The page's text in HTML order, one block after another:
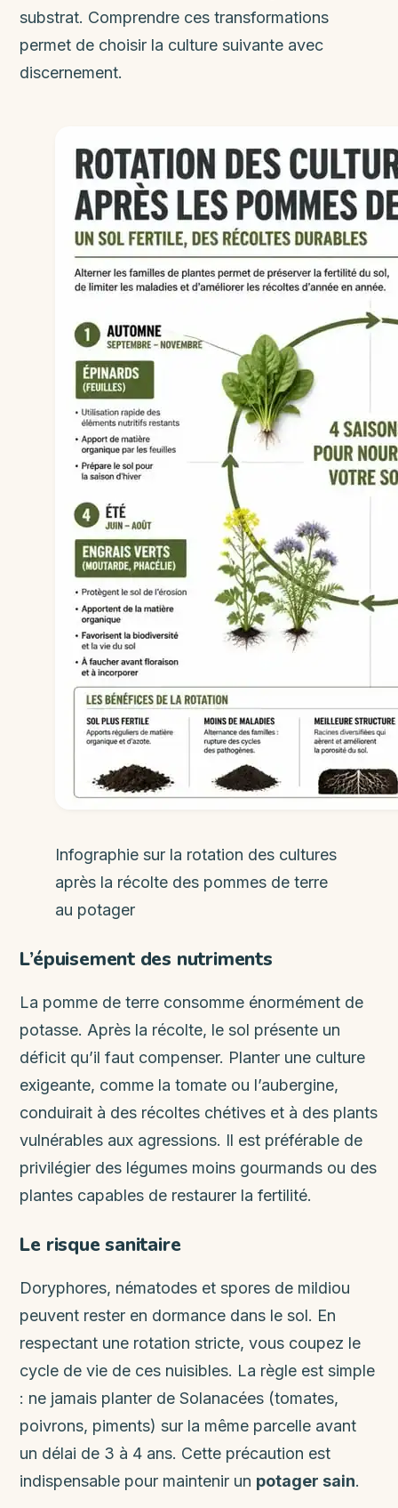
substrat. Comprendre ces transformations
permet de choisir la culture suivante avec
discernement.
Infographie sur la rotation des cultures
après la récolte des pommes de terre
au potager
L’épuisement des nutriments
La pomme de terre consomme énormément de
potasse. Après la récolte, le sol présente un
déficit qu’il faut compenser. Planter une culture
exigeante, comme la tomate ou l’aubergine,
conduirait à des récoltes chétives et à des plants
vulnérables aux agressions. Il est préférable de
privilégier des légumes moins gourmands ou des
plantes capables de restaurer la fertilité.
Le risque sanitaire
Doryphores, nématodes et spores de mildiou
peuvent rester en dormance dans le sol. En
respectant une rotation stricte, vous coupez le
cycle de vie de ces nuisibles. La règle est simple
: ne jamais planter de Solanacées (tomates,
poivrons, piments) sur la même parcelle avant
un délai de 3 à 4 ans. Cette précaution est
indispensable pour maintenir un potager sain.